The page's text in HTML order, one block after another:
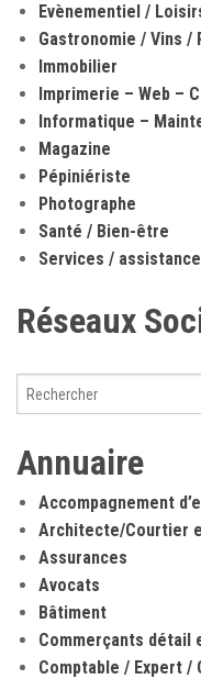
Evènementiel /
Gastronomie / Vins
Immobilier
Imprimerie – Web –
Informatique –
Magazine
Pépiniériste
Photographe
Santé / Bien-être
Services /
Réseaux
Annuaire
Accompagnement
Architecte/Courtier
Assurances
Avocats
Bâtiment
Commerçants détail
Comptable / Expert /